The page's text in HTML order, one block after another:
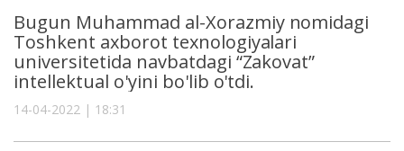
Bugun Muhammad al-Xorazmiy nomidagi
Toshkent axborot texnologiyalari
universitetida navbatdagi “Zakovat”
intellektual o'yini bo'lib o'tdi.
14-04-2022 | 18:31